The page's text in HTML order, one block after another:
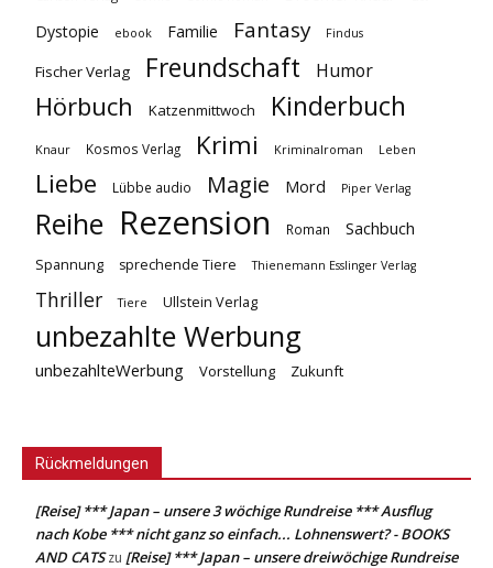
Dystopie ebook Familie Fantasy Findus
Fischer Verlag Freundschaft Humor
Hörbuch Katzenmittwoch Kinderbuch
Knaur Kosmos Verlag Krimi Kriminalroman Leben
Liebe Lübbe audio Magie Mord Piper Verlag
Reihe Rezension Roman Sachbuch
Spannung sprechende Tiere Thienemann Esslinger Verlag
Thriller Tiere Ullstein Verlag
unbezahlte Werbung
unbezahlteWerbung Vorstellung Zukunft
Rückmeldungen
[Reise] *** Japan – unsere 3 wöchige Rundreise *** Ausflug
nach Kobe *** nicht ganz so einfach... Lohnenswert? - BOOKS
AND CATSzu [Reise] *** Japan – unsere dreiwöchige Rundreise